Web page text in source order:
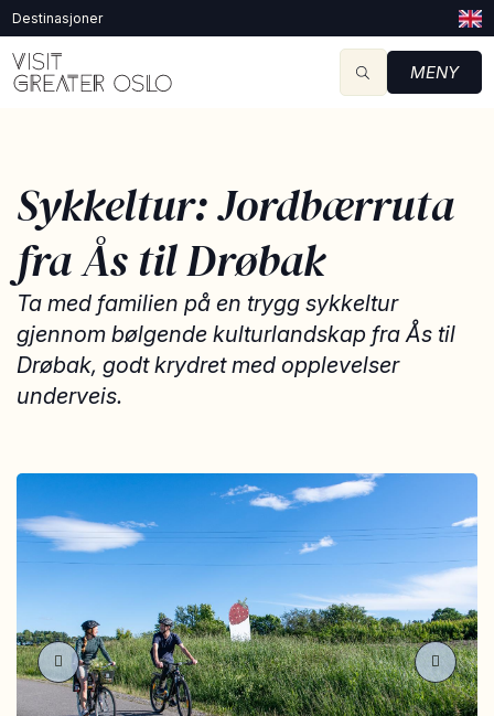
Destinasjoner
MENY
Sykkeltur: Jordbærruta
fra Ås til Drøbak
Ta med familien på en trygg sykkeltur
gjennom bølgende kulturlandskap fra Ås til
Drøbak, godt krydret med opplevelser
underveis.